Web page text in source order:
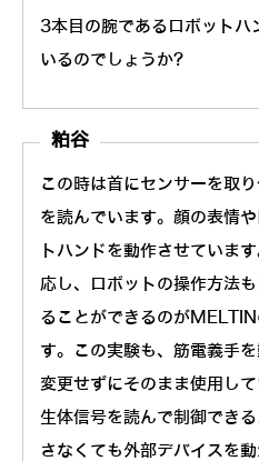
3本目の腕であるロボットハ
いるのでしょうか?
粕谷
この時は首にセンサーを取
を読んでいます。顔の表情
トハンドを動作させていま
応し、ロボットの操作方法
ることができるのが
す。この実験も、筋電義手
変更せずにそのまま使用し
生体信号を読んで制御でき
さなくても外部デバイスを